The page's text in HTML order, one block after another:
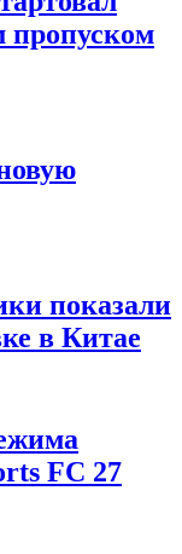
пропуском
показали
в Китае
FC 27